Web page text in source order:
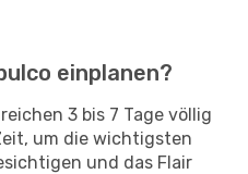
einplanen?
3 bis 7 Tage völlig
um die wichtigsten
und das Flair